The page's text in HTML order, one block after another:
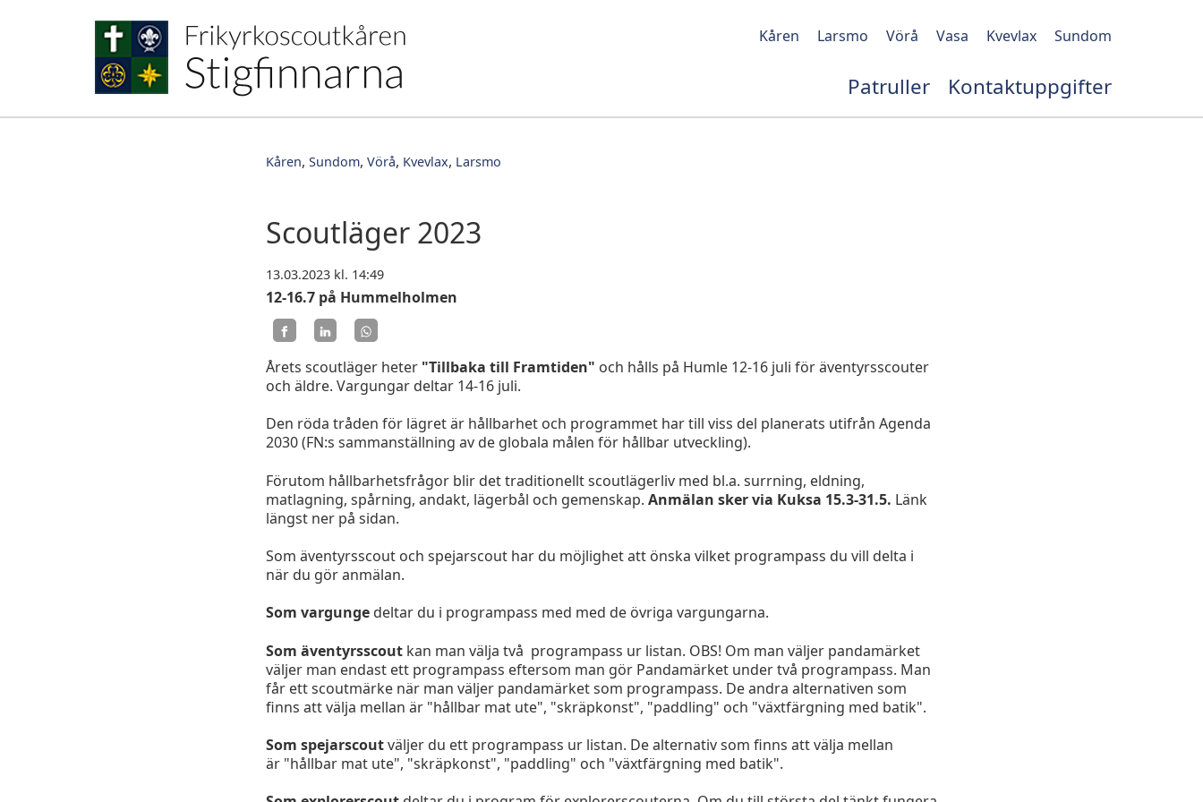
Kåren Larsmo Vörå Vasa Kvevlax Sundom
Patruller Kontaktuppgifter
Kåren Sundom Vörå Kvevlax Larsmo
Scoutläger 2023
13.03.2023 kl. 14:49
12-16.7 på Hummelholmen
Årets scoutläger heter "Tillbaka till Framtiden" och hålls på Humle 12-16 juli för äventyrsscouter
och äldre. Vargungar deltar 14-16 juli.
Den röda tråden för lägret är hållbarhet och programmet har till viss del planerats utifrån Agenda
2030 (FN:s sammanställning av de globala målen för hållbar utveckling).
Förutom hållbarhetsfrågor blir det traditionellt scoutlägerliv med bl.a. surrning, eldning,
matlagning, spårning, andakt, lägerbål och gemenskap. Anmälan sker via Kuksa 15.3-31.5. Länk
längst ner på sidan.
Som äventyrsscout och spejarscout har du möjlighet att önska vilket programpass du vill delta i
när du gör anmälan.
Som vargunge deltar du i programpass med med de övriga vargungarna.
Som äventyrsscout kan man välja två programpass ur listan. OBS! Om man väljer pandamärket
väljer man endast ett programpass eftersom man gör Pandamärket under två programpass. Man
får ett scoutmärke när man väljer pandamärket som programpass. De andra alternativen som
finns att välja mellan är "hållbar mat ute", "skräpkonst", "paddling" och "växtfärgning med batik".
Som spejarscoutväljer du ett programpass ur listan. De alternativ som finns att välja mellan
är "hållbar mat ute", "skräpkonst", "paddling" och "växtfärgning med batik".